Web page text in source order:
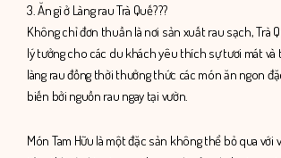
3. Ăn gì ở Làng rau Trà Quế???
Không chỉ đơn thuần là nơi sản xuất rau sạch, Trà
lý tưởng cho các du khách yêu thích sự tươi mát và
làng rau đồng thời thưởng thức các món ăn ngon
biến bởi nguồn rau ngay tại vườn.
Món Tam Hữu là một đặc sản không thể bỏ qua với